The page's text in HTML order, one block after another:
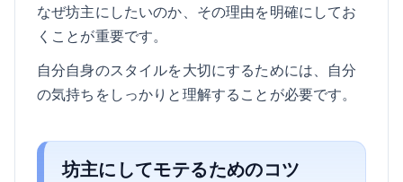
なぜ坊主にしたいのか、その理由を明確にしてお
くことが重要です。
自分自身のスタイルを大切にするためには、自分
の気持ちをしっかりと理解することが必要です。
坊主にしてモテるためのコツ